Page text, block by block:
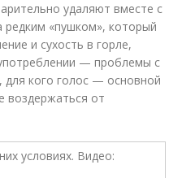
удаляют вместе с
«пушком», который
и сухость в горле,
— проблемы с
для кого голос — основной
воздержаться от